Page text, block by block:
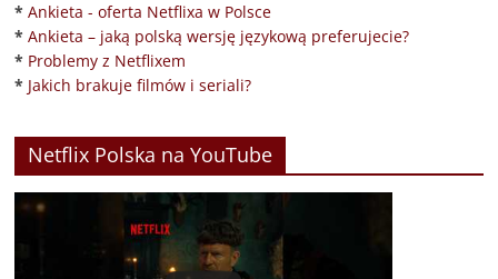
* Ankieta - oferta Netflixa w Polsce
* Ankieta – jaką polską wersję językową preferujecie?
* Problemy z Netflixem
* Jakich brakuje filmów i seriali?
Netflix Polska na YouTube